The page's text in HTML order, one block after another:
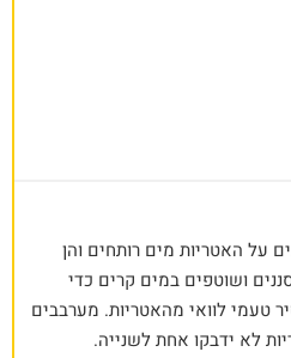
על האטריות מים רותחים והן
4 דקות. מסננים ושוטפים במים קרים כדי
טעמי לוואי מהאטריות. מערבבים
לא ידבקו אחת לשנייה.